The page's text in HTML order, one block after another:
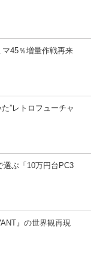
45％増量作戦再来
”レトロフューチャ
選ぶ「10万円台PC3
』の世界観再現